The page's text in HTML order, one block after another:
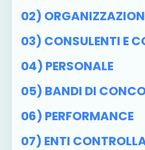
02)
03) CONSULENTI E
04) PERSONALE
05) BANDI DI
06) PERFORMANCE
07) ENTI